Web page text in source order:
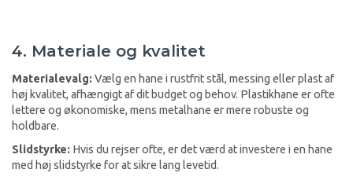
4. Materiale og kvalitet
Materialevalg:Vælg en hane i rustfrit stål, messing eller plast af
høj kvalitet, afhængigt af dit budget og behov. Plastikhane er ofte
lettere og økonomiske, mens metalhane er mere robuste og
holdbare.
Slidstyrke: Hvis du rejser ofte, er det værd at investere i en hane
med høj slidstyrke for at sikre lang levetid.